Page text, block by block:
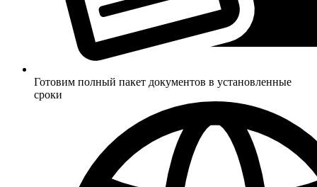
Готовим полный пакет документов в установленные
сроки